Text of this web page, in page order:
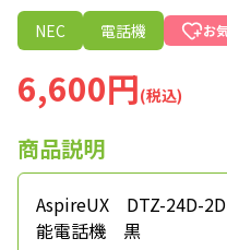
NEC 電話機 お
6,600円(税込)
商品説明
AspireUX DTZ-24D-
能電話機 黒